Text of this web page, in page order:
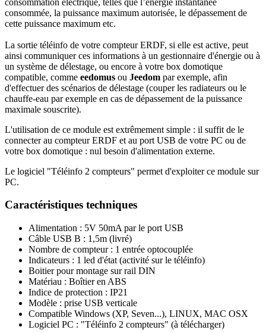
consommée, la puissance maximum autorisée, le dépassement de
cette puissance maximum etc.
La sortie téléinfo de votre compteur ERDF, si elle est active, peut
ainsi communiquer ces informations à un gestionnaire d'énergie ou à
un système de délestage, ou encore à votre box domotique
compatible, comme eedomus ou Jeedom par exemple, afin
d'effectuer des scénarios de délestage (couper les radiateurs ou le
chauffe-eau par exemple en cas de dépassement de la puissance
maximale souscrite).
L'utilisation de ce module est extrêmement simple : il suffit de le
connecter au compteur ERDF et au port USB de votre PC ou de
votre box domotique : nul besoin d'alimentation externe.
Le logiciel "Téléinfo 2 compteurs" permet d'exploiter ce module sur
PC.
Caractéristiques techniques
Alimentation : 5V 50mA par le port USB
Câble USB B : 1,5m (livré)
Nombre de compteur : 1 entrée optocouplée
Indicateurs : 1 led d'état (activité sur le téléinfo)
Boitier pour montage sur rail DIN
Matériau : Boîtier en ABS
Indice de protection : IP21
Modèle : prise USB verticale
Compatible Windows (XP, Seven...), LINUX, MAC OSX
Logiciel PC : "Téléinfo 2 compteurs" (à télécharger)